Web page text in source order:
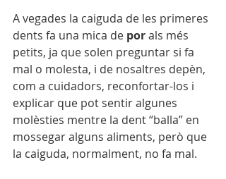
A vegades la caiguda de les primeres
dents fa una mica de por als més
petits, ja que solen preguntar si fa
mal o molesta, i de nosaltres depèn,
com a cuidadors, reconfortar-los i
explicar que pot sentir algunes
molèsties mentre la dent “balla” en
mossegar alguns aliments, però que
la caiguda, normalment, no fa mal.